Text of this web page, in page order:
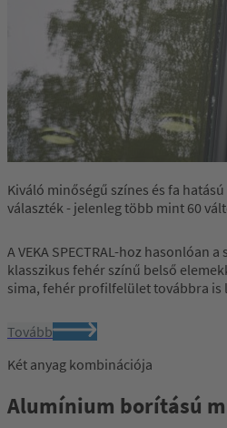
Kiváló minőségű színes és fa
választék - jelenleg több mint 60
A VEKA SPECTRAL-hoz hasonlóan
klasszikus fehér színű belső
sima, fehér profilfelület továbbra is
Tovább
Két anyag kombinációja
Alumínium borítású